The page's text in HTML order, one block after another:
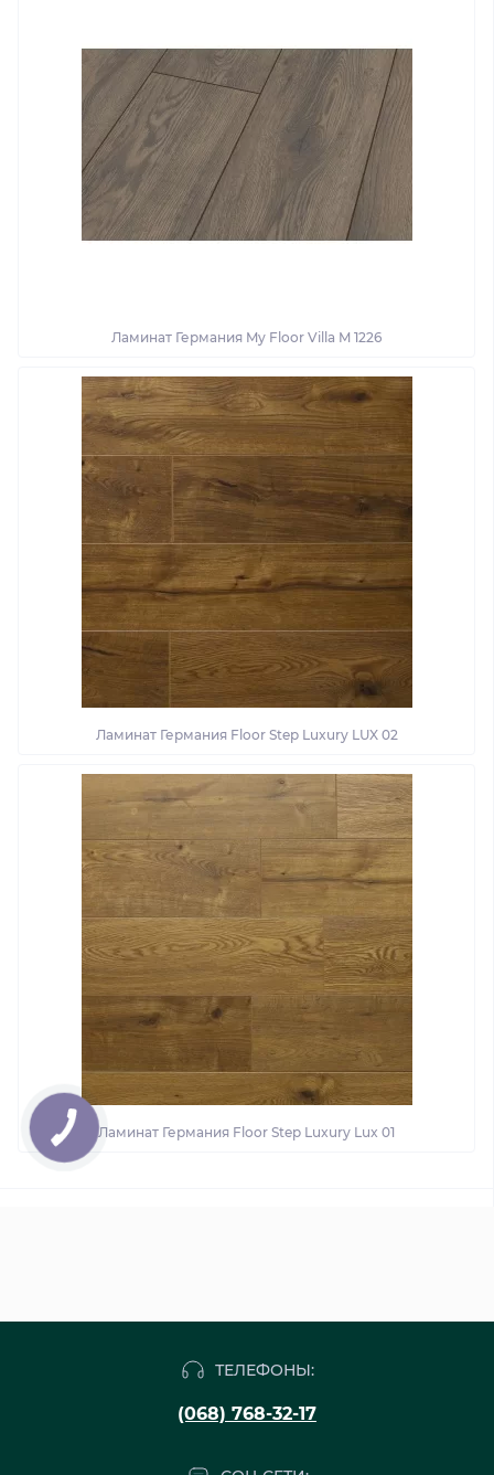
Ламинат Германия My Floor Villa M 1226
Ламинат Германия Floor Step Luxury LUX 02
Ламинат Германия Floor Step Luxury Lux 01
ТЕЛЕФОНЫ:
(068) 768-32-17